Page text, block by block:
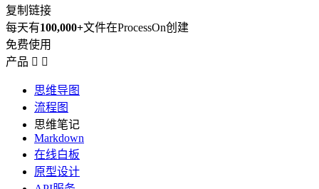
复制链接
每天有100,000+文件在ProcessOn创建
免费使用
产品  
思维导图
流程图
思维笔记
Markdown
在线白板
原型设计